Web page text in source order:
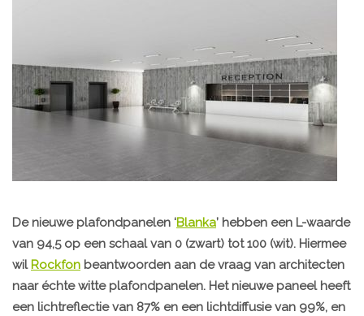
De nieuwe plafondpanelen ‘Blanka’ hebben een L-waarde
van 94,5 op een schaal van 0 (zwart) tot 100 (wit). Hiermee
wil Rockfon beantwoorden aan de vraag van architecten
naar échte witte plafondpanelen. Het nieuwe paneel heeft
een lichtreflectie van 87% en een lichtdiffusie van 99%, en